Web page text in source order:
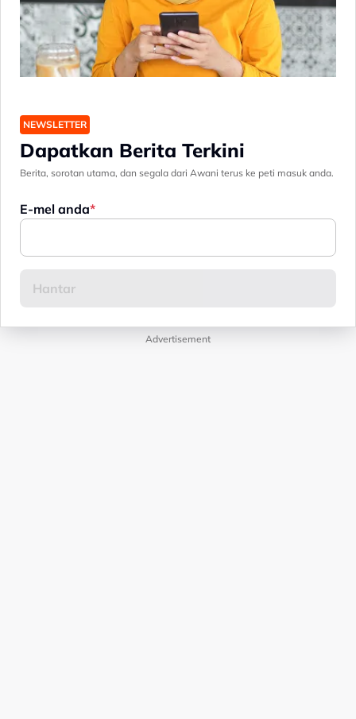
NEWSLETTER
Dapatkan Berita Terkini
Berita, sorotan utama, dan segala dari Awani terus ke peti masuk anda.
E-mel anda
Advertisement